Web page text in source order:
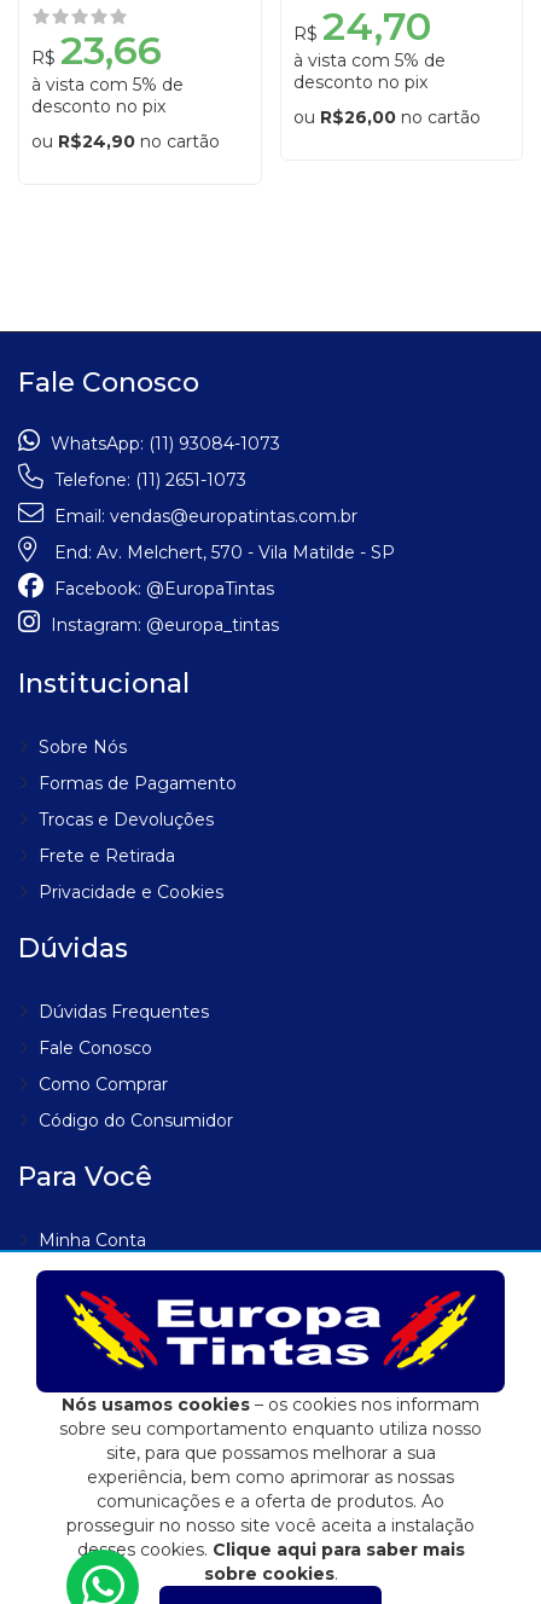
R$ 23,66
à vista com 5% de
desconto no pix
ou R$24,90 no cartão
R$ 24,70
à vista com 5% de
desconto no pix
ou R$26,00no cartão
Fale Conosco
WhatsApp: (11) 93084-1073
Telefone: (11) 2651-1073
Email: vendas@europatintas.com.br
End: Av. Melchert, 570 - Vila Matilde - SP
Facebook: @EuropaTintas
Instagram: @europa_tintas
Institucional
Sobre Nós
Formas de Pagamento
Trocas e Devoluções
Frete e Retirada
Privacidade e Cookies
Dúvidas
Dúvidas Frequentes
Fale Conosco
Como Comprar
Código do Consumidor
Para Você
Minha Conta
Meus Endereços
Meus Pedidos
Lista de Desejos
Rastrear Pedido
Eduardo Jose Fidalgo EPP | 04.557.284/0001-72
E-commerce integrado ao ERP Control Shop
© 2022 Max Scalla Informática | Todos os direitos reservados
Nós usamos cookies – os cookies nos informam
sobre seu comportamento enquanto utiliza nosso
site, para que possamos melhorar a sua
experiência, bem como aprimorar as nossas
comunicações e a oferta de produtos. Ao
prosseguir no nosso site você aceita a instalação
desses cookies. Clique aqui para saber mais
sobre cookies.